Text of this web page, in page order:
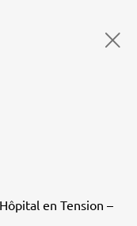
en Tension –